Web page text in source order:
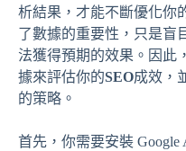
析結果，才能不斷優化你
了數據的重要性，只是盲
法獲得預期的效果。因此
據來評估你的SEO成效，
的策略。
首先，你需要安裝 Google